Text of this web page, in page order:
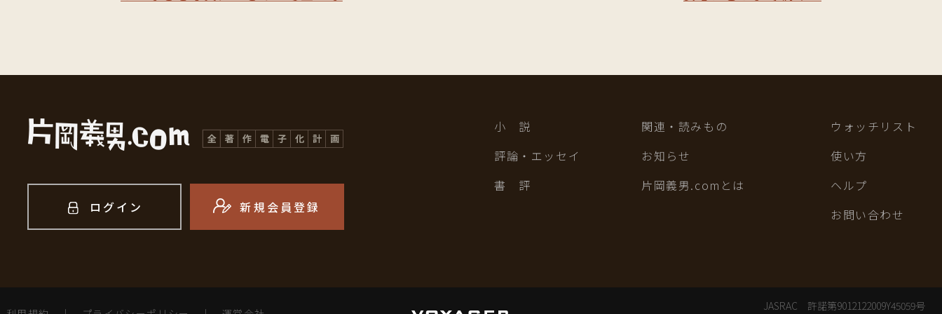
ログイン 新規会員登録
小 説
評論・エッセイ
書 評
関連・読みもの
お知らせ
片岡義男.comとは
ウォッチリスト
使い方
ヘルプ
お問い合わせ
JASRAC 許諾第9012122009Y45059号